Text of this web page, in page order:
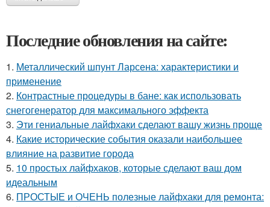
Последние обновления на сайте:
1. Металлический шпунт Ларсена: характеристики и
применение
2. Контрастные процедуры в бане: как использовать
снегогенератор для максимального эффекта
3. Эти гениальные лайфхаки сделают вашу жизнь проще
4. Какие исторические события оказали наибольшее
влияние на развитие города
5. 10 простых лайфхаков, которые сделают ваш дом
идеальным
6. ПРОСТЫЕ и ОЧЕНЬ полезные лайфхаки для ремонта: